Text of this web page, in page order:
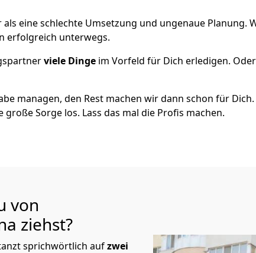
eine schlechte Umsetzung und ungenaue Planung.
erfolgreich unterwegs.
viele Dinge im Vorfeld für Dich erledigen.
managen, den Rest machen wir dann schon für
große Sorge los. Lass das mal die Profis machen.
von
ziehst?
sprichwörtlich aufzwei